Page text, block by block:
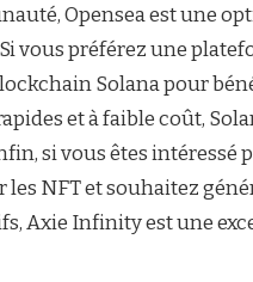
Opensea est une
vous préférez une
Solana pour
et à faible coût,
si vous êtes intéressé
les NFT et souhaitez
Axie Infinity est une